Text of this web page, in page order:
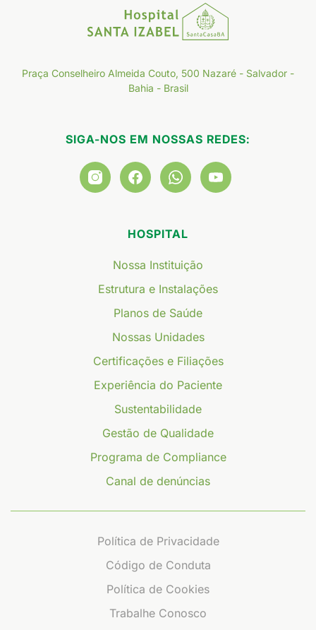
Praça Conselheiro Almeida Couto, 500 Nazaré - Salvador -
Bahia - Brasil
SIGA-NOS EM NOSSAS REDES:
HOSPITAL
Nossa Instituição
Estrutura e Instalações
Planos de Saúde
Nossas Unidades
Certificações e Filiações
Experiência do Paciente
Sustentabilidade
Gestão de Qualidade
Programa de Compliance
Canal de denúncias
Política de Privacidade
Código de Conduta
Política de Cookies
Trabalhe Conosco